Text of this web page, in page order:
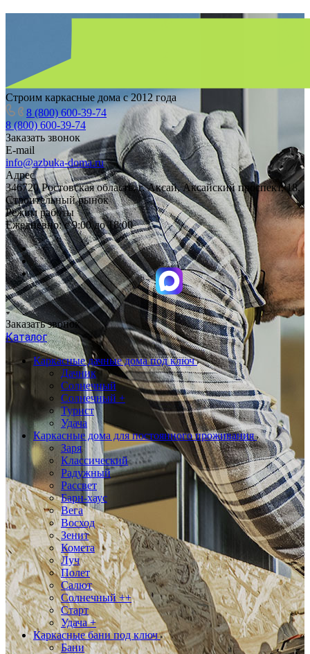
Строим каркасные дома с 2012 года
8 (800) 600-39-74
8 (800) 600-39-74
Заказать звонок
E-mail
info@azbuka-doma.ru
Адрес
346720 Ростовская область, г. Аксай, Аксайский проспект, 18,
Строительный рынок
Режим работы
Ежедневно: с 9:00 до 18:00
Заказать звонок
Каталог
Каркасные дачные дома под ключ
Дачник
Солнечный
Солнечный +
Турист
Удача
Каркасные дома для постоянного проживания
Заря
Классический
Радужный
Рассвет
Барн-хаус
Вега
Восход
Зенит
Комета
Луч
Полет
Салют
Солнечный ++
Старт
Удача +
Каркасные бани под ключ
Бани